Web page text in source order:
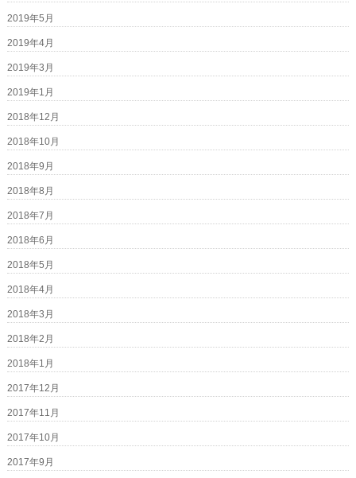
2019年5月
2019年4月
2019年3月
2019年1月
2018年12月
2018年10月
2018年9月
2018年8月
2018年7月
2018年6月
2018年5月
2018年4月
2018年3月
2018年2月
2018年1月
2017年12月
2017年11月
2017年10月
2017年9月